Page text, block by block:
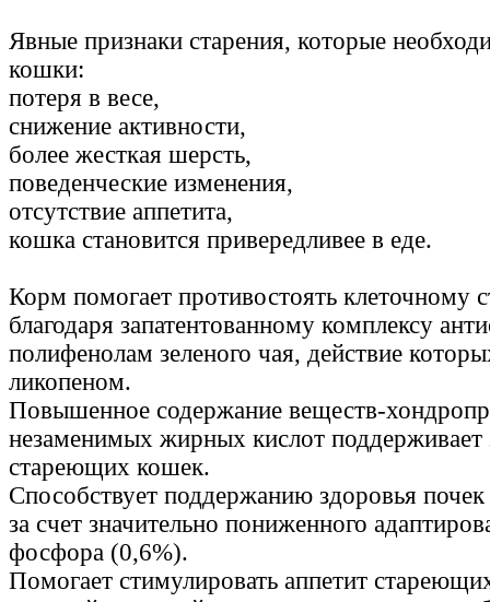
Явные признаки старения, которые
кошки:
потеря в весе,
снижение активности,
более жесткая шерсть,
поведенческие изменения,
отсутствие аппетита,
кошка становится привередливее в еде.
Корм помогает противостоять клеточному
благодаря запатентованному комплексу
полифенолам зеленого чая, действие
ликопеном.
Повышенное содержание веществ-
незаменимых жирных кислот поддерживает
стареющих кошек.
Способствует поддержанию здоровья
за счет значительно пониженного
фосфора (0,6%).
Помогает стимулировать аппетит